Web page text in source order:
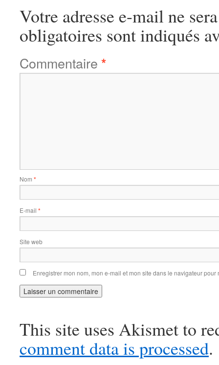
Votre adresse e-mail ne
obligatoires sont indiqués
Commentaire *
Nom *
E-mail *
Site web
Enregistrer mon nom, mon e-mail et mon site dans le navigateur
This site uses Akismet to
comment data is processed.